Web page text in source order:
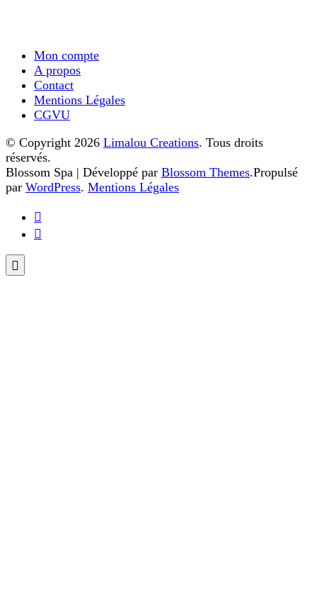
Mon compte
A propos
Contact
Mentions Légales
CGVU
© Copyright 2026 Limalou Creations. Tous droits
réservés.
Blossom Spa | Développé par Blossom Themes.Propulsé
par WordPress. Mentions Légales